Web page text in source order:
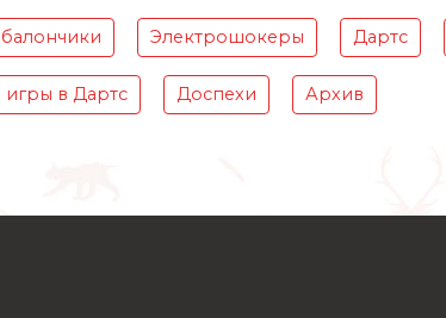
Электрошокеры Дартс
игры в Дартс Доспехи Архив